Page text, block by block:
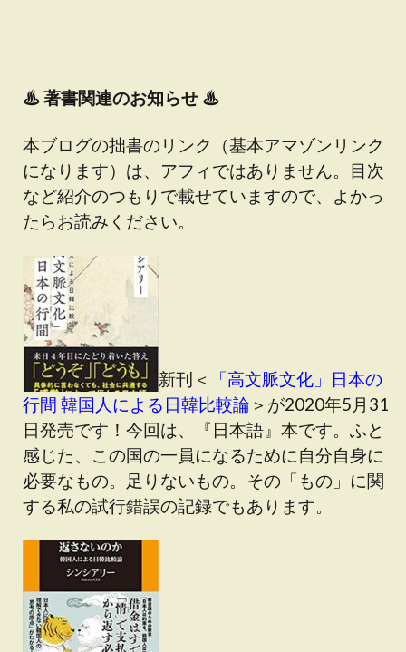
♨著書関連のお知らせ ♨
本ブログの拙書のリンク（基本アマゾンリンク
になります）は、アフィではありません。目次
など紹介のつもりで載せていますので、よかっ
たらお読みください。
新刊＜
「高文脈文化」日本の
行間 韓国人による日韓比較論 ＞が2020年5月31
日発売です！今回は、『日本語』本です。ふと
感じた、この国の一員になるために自分自身に
必要なもの。足りないもの。その「もの」に関
する私の試行錯誤の記録でもあります。